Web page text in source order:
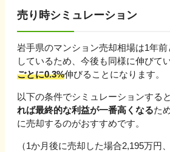
売り時シミュレーション
岩手県のマンション売却相場は1年前
しているため、今後も同様に伸びて
ごとに0.3%伸びる ことになります。
以下の条件でシミュレーションすると
れば最終的な利益が一番高くなるた
に売却するのがおすすめです。
（1か月後に売却した場合2,195万円